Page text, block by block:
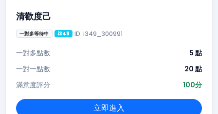
清歡度己
一對多等待中 i349 ID: i349_300991
一對多點數
5 點
一對一點數
20 點
滿意度評分
100分
立即進入